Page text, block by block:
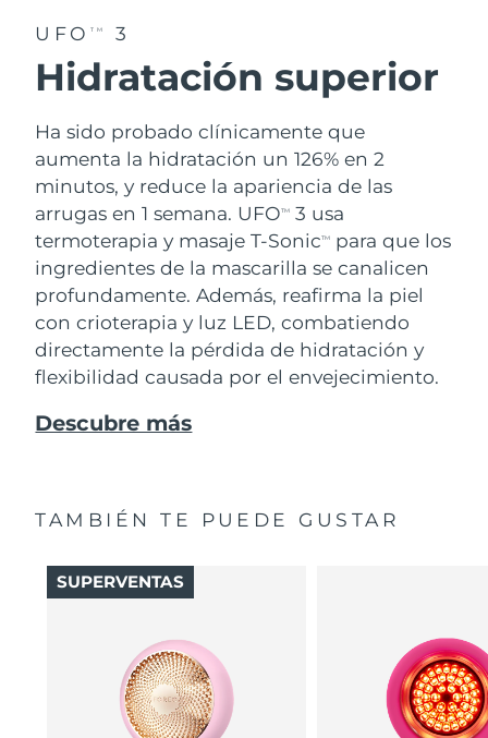
UFO TM 3
Hidratación superior
Ha sido probado clínicamente que
aumenta la hidratación un 126% en 2
minutos, y reduce la apariencia de las
arrugas en 1 semana. UFOTM
3 usa
termoterapia y masaje T-SonicTM
para que los
ingredientes de la mascarilla se canalicen
profundamente. Además, reafirma la piel
con crioterapia y luz LED, combatiendo
directamente la pérdida de hidratación y
flexibilidad causada por el envejecimiento.
Descubre más
TAMBIÉN TE PUEDE GUSTAR
SUPERVENTAS